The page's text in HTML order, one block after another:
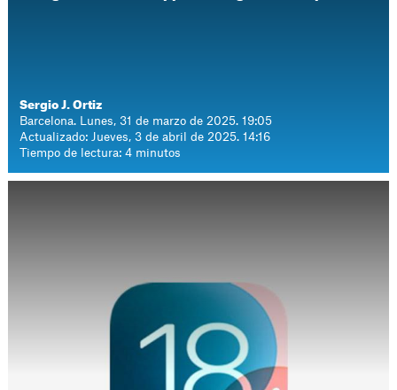
Sergio J. Ortiz
Barcelona. Lunes, 31 de marzo de 2025. 19:05
Actualizado: Jueves, 3 de abril de 2025. 14:16
Tiempo de lectura: 4 minutos